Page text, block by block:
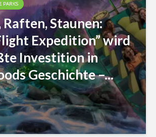
PARKS
Raften, Staunen:
Expedition” wird
Investition in
Geschichte –...